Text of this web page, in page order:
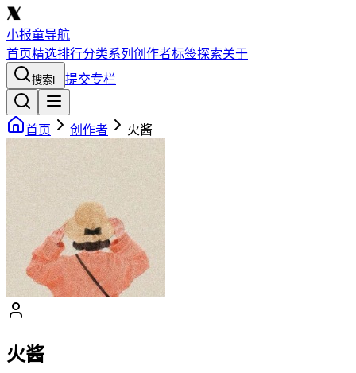
小报童导航
首页精选排行分类系列 创作者标签探索关于
搜索F 提交专栏
首页 创作者 火酱
火酱